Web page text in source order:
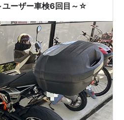
ーザー車検6回目～☆